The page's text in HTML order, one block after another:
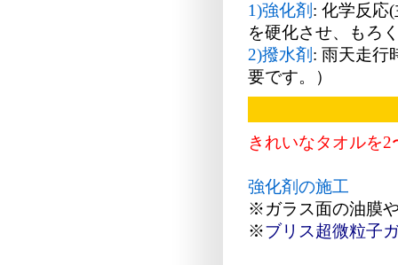
1)強化剤 : 化学反応
を硬化させ、もろ
2)撥水剤 : 雨天走行
要です。）
きれいなタオルを
強化剤の施工
※ガラス面の油膜
※ブリス超微粒子